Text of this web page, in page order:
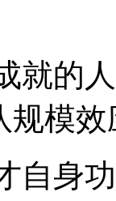
的
规模效
身